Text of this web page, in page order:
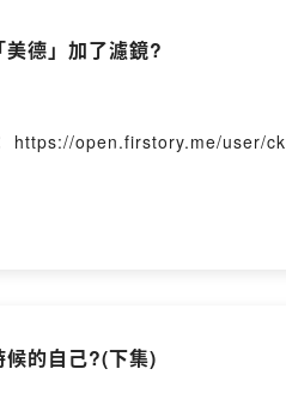
德」加了濾鏡?
https://open.firstory.me/
的自己?(下集)